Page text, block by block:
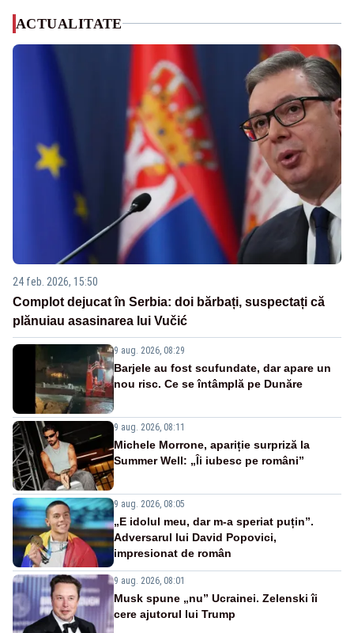
ACTUALITATE
24 feb. 2026, 15:50
Complot dejucat în Serbia: doi bărbați, suspectați că
plănuiau asasinarea lui Vučić
9 aug. 2026, 08:29
Barjele au fost scufundate, dar apare un
nou risc. Ce se întâmplă pe Dunăre
9 aug. 2026, 08:11
Michele Morrone, apariție surpriză la
Summer Well: „Îi iubesc pe români”
9 aug. 2026, 08:05
„E idolul meu, dar m-a speriat puțin”.
Adversarul lui David Popovici,
impresionat de român
9 aug. 2026, 08:01
Musk spune „nu” Ucrainei. Zelenski îi
cere ajutorul lui Trump